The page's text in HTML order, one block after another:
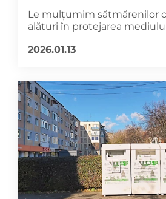
Le mulțumim sătmărenilor
alături în protejarea
2026.01.13